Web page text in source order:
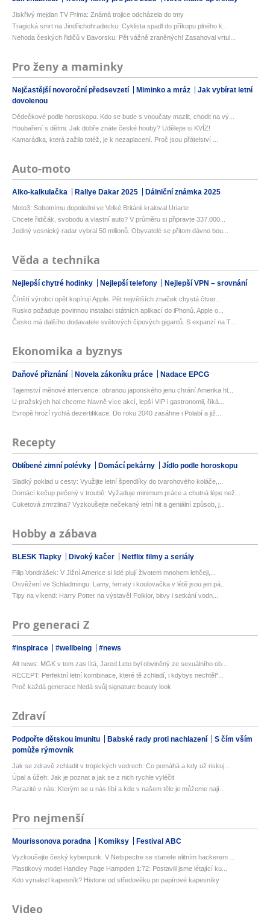
Jiskřivý mejdan TV Prima: Známá trojice odcházela do tmy
Tragická smrt na Jindřichohradecku: Cyklista spadl do příkopu plného k...
Nehoda českých řidičů v Bavorsku: Pět vážně zraněných! Zasahoval vrtul...
Pro ženy a maminky
Nejčastější novoroční předsevzetí Miminko a mráz
Jak vybírat letní
dovolenou
Dědečkové podle horoskopu. Kdo se bude s vnoučaty mazlit, chodit na vý...
Houbaření s dětmi. Jak dobře znáte české houby? Udělejte si KVÍZ!
Kamarádka, která zažila totéž, je k nezaplacení. Proč jsou přátelství ...
Auto-moto
Alko-kalkulačka Rallye Dakar 2025 Dálniční známka 2025
Moto3: Sobotnímu dopoledni ve Velké Británii kraloval Uriarte
Chcete řidičák, svobodu a vlastní auto? V průměru si připravte 337.000...
Jediný vesnický radar vybral 50 milionů. Obyvatelé se přitom dávno bou...
Věda a technika
Nejlepší chytré hodinky Nejlepší telefony Nejlepší VPN – srovnání
Čínští výrobci opět kopírují Apple. Pět největších značek chystá čtver...
Rusko požaduje povinnou instalaci státních aplikací do iPhonů. Apple o...
Česko má dalšího dodavatele světových čipových gigantů. S expanzí na T...
Ekonomika a byznys
Daňové přiznání Novela zákoníku práce Nadace EPCG
Tajemství měnové intervence: obranou japonského jenu chrání Amerika hl...
U pražských hal chceme hlavně více akcí, lepší VIP i gastronomii, říká...
Evropě hrozí rychlá dezertifikace. Do roku 2040 zasáhne i Polabí a již...
Recepty
Oblíbené zimní polévky Domácí pekárny Jídlo podle horoskopu
Sladký poklad u cesty: Využijte letní špendlíky do tvarohového koláče,...
Domácí kečup pečený v troubě: Vyžaduje minimum práce a chutná lépe než...
Cuketová zmrzlina? Vyzkoušejte nečekaný letní hit a geniální způsob, j...
Hobby a zábava
BLESK Tlapky Divoký kačer Netflix filmy a seriály
Filip Vondrášek: V Jižní Americe si lidé plují životem mnohem lehčeji,...
Osvěžení ve Schladmingu: Lamy, ferraty i koulovačka v létě jsou jen pá...
Tipy na víkend: Harry Potter na výstavě! Folklor, bitvy i setkání vodn...
Pro generaci Z
#inspirace #wellbeing #news
Alt news: MGK v tom zas lítá, Jared Leto byl obviněný ze sexuálního ob...
RECEPT: Perfektní letní kombinace, které tě zchladí, i kdybys nechtěl*...
Proč každá generace hledá svůj signature beauty look
Zdraví
Podpořte dětskou imunitu Babské rady proti nachlazení
S čím vším
pomůže rýmovník
Jak se zdravě zchladit v tropických vedrech: Co pomáhá a kdy už riskuj...
Úpal a úžeh: Jak je poznat a jak se z nich rychle vyléčit
Parazité v nás: Kterým se u nás líbí a kde v našem těle je můžeme nají...
Pro nejmenší
Mourissonova poradna Komiksy Festival ABC
Vyzkoušejte český kyberpunk. V Netspectre se stanete elitním hackerem ...
Plastikový model Handley Page Hampden 1:72: Postavili jsme létající ku...
Kdo vynalezl kapesník? Historie od středověku po papírové kapesníky
Video